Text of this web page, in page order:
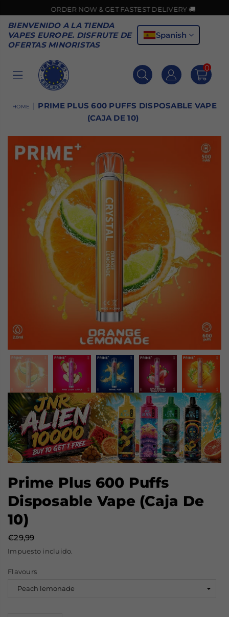
ORDER NOW & GET FASTEST DELIVERY 🚚
BIENVENIDO A LA TIENDA
VAPES EUROPE. DISFRUTE DE
OFERTAS MINORISTAS
Spanish
VAPES
EUROPE
0
HOME | PRIME PLUS 600 PUFFS DISPOSABLE VAPE
(CAJA DE 10)
Prime Plus 600 Puffs
Disposable Vape (Caja De
10)
Precio
habitual
€29,99
Impuesto incluido.
Flavours